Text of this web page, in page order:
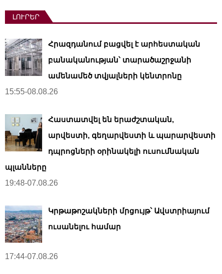
ԼՈՒՐԵՐ
Հրազդանում բացվել է արհեստական ​​
բանականության՝ տարածաշրջանի
ամենամեծ տվյալների կենտրոնը
15:55-08.08.26
Հաստատվել են երաժշտական,
արվեստի, գեղարվեստի և պարարվեստի
դպրոցների օրինակելի ուսումնական
պլանները
19:48-07.08.26
Կրթաթոշակների մրցույթ՝ Ավստրիայում
ուսանելու համար
17:44-07.08.26